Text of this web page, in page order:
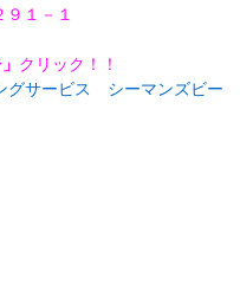
１－１
クリック！！
サービス シーマンズビー